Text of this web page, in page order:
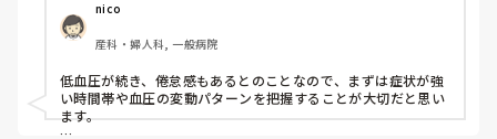
nico
産科・婦人科, 一般病院
低血圧が続き、倦怠感もあるとのことなので、まずは症状が強
い時間帯や血圧の変動パターンを把握することが大切だと思い
ます。